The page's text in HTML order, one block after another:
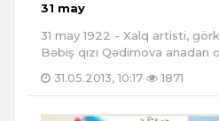
31 may
31 may 1922 - Xalq artisti,
Bəbiş qızı Qədimova anadan
31.05.2013, 10:17
1871